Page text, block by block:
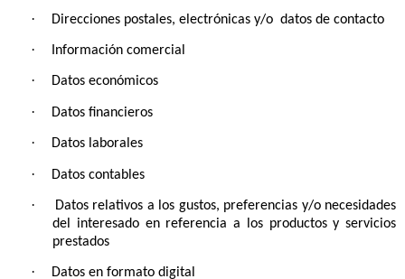
Datos contables
Datos relativos a los gustos, preferencias y/o necesidades
del interesado en referencia a los productos y servicios